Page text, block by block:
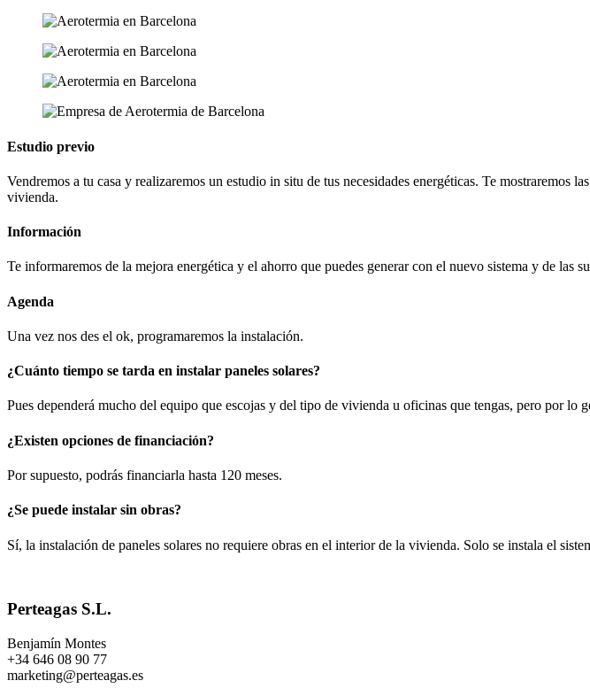
Estudio previo
Vendremos a tu casa y realizaremos un estudio in situ de tus necesidades energéticas. Te mostraremos
vivienda.
Información
Te informaremos de la mejora energética y el ahorro que puedes generar con el nuevo sistema y de las
Agenda
Una vez nos des el ok, programaremos la instalación.
¿Cuánto tiempo se tarda en instalar paneles solares?
Pues dependerá mucho del equipo que escojas y del tipo de vivienda u oficinas que tengas, pero por lo
¿Existen opciones de financiación?
Por supuesto, podrás financiarla hasta 120 meses.
¿Se puede instalar sin obras?
Sí, la instalación de paneles solares no requiere obras en el interior de la vivienda. Solo se instala el
Perteagas S.L.
Benjamín Montes
+34 646 08 90 77
marketing@perteagas.es